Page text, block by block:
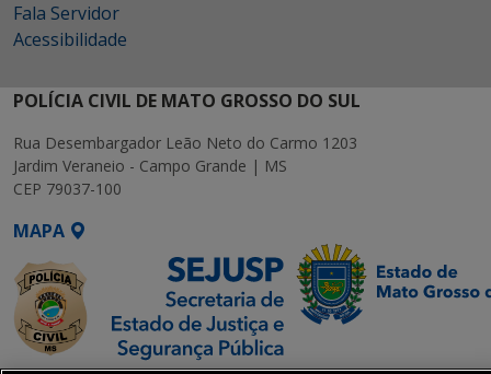
Fala Servidor
Acessibilidade
POLÍCIA CIVIL DE MATO GROSSO DO SUL
Rua Desembargador Leão Neto do Carmo 1203
Jardim Veraneio - Campo Grande | MS
CEP 79037-100
MAPA